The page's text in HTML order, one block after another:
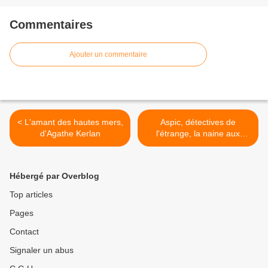
Commentaires
Ajouter un commentaire
< L'amant des hautes mers,
d'Agathe Kerlan
Aspic, détectives de
l'étrange, la naine aux
ectoplasmes - Tome 1 >
Hébergé par Overblog
Top articles
Pages
Contact
Signaler un abus